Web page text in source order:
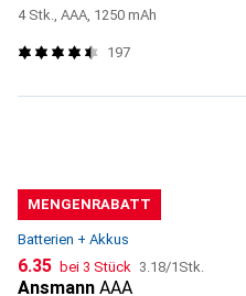
4 Stk., AAA, 1250 mAh
197
MENGENRABATT
Batterien + Akkus
CHF
6.35 bei 3 Stück CHF
3.18/1Stk.
Ansmann AAA